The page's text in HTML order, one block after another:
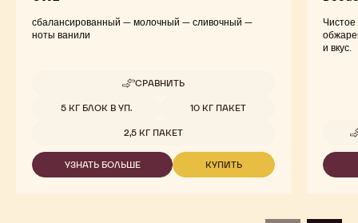
сбалансированный — молочный — сливочный —
ноты ванили
СРАВНИТЬ
-
Доступные размеры
5 КГ БЛОК В УП. 10 КГ ПАКЕТ
2,5 КГ ПАКЕТ
УЗНАТЬ БОЛЬШЕ
-
КУПИТЬ
-
и вкус.